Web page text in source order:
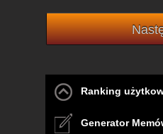
Ranking
Generator